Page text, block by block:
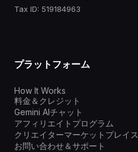
Tax ID: 519184963
プラットフォーム
How It Works
料金＆クレジット
Gemini AIチャット
アフィリエイトプログラム
クリエイターマーケットプレイス
お問い合わせ＆サポート